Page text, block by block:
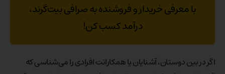
با معرفی خریدار و فروشنده به صرافی بیت‌گرند،
درآمد کسب کن!
اگر در بین دوستان، آشنایان یا همکارانت افرادی را می‌شناسی که